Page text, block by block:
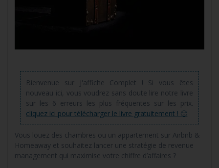
Bienvenue sur J'affiche Complet ! Si vous êtes
nouveau ici, vous voudrez sans doute lire notre livre
sur les 6 erreurs les plus fréquentes sur les prix.
cliquez ici pour télécharger le livre gratuitement ! 🙂
Vous louez des chambres ou un appartement sur Airbnb &
Homeaway et souhaitez lancer une stratégie de revenue
management qui maximise votre chiffre d’affaires ?